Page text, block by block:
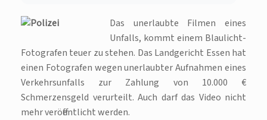
Das unerlaubte Filmen eines
Unfalls, kommt einem Blaulicht-
Fotografen teuer zu stehen. Das Landgericht Essen hat
einen Fotografen wegen unerlaubter Aufnahmen eines
Verkehrsunfalls zur Zahlung von 10.000 €
Schmerzensgeld verurteilt. Auch darf das Video nicht
mehr veröffentlicht werden.